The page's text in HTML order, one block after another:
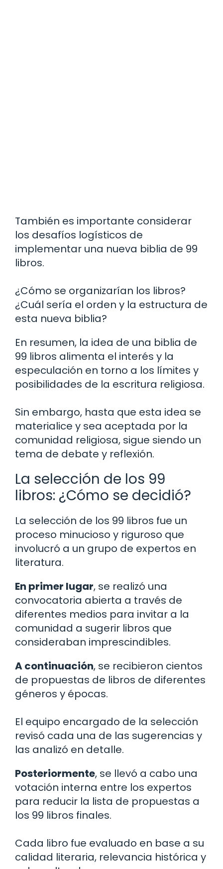
También es importante considerar
los desafíos logísticos de
implementar una nueva biblia de 99
libros.
¿Cómo se organizarían los libros?
¿Cuál sería el orden y la estructura de
esta nueva biblia?
En resumen, la idea de una biblia de
99 libros alimenta el interés y la
especulación en torno a los límites y
posibilidades de la escritura religiosa.
Sin embargo, hasta que esta idea se
materialice y sea aceptada por la
comunidad religiosa, sigue siendo un
tema de debate y reflexión.
La selección de los 99
libros: ¿Cómo se decidió?
La selección de los 99 libros fue un
proceso minucioso y riguroso que
involucró a un grupo de expertos en
literatura.
En primer lugar, se realizó una
convocatoria abierta a través de
diferentes medios para invitar a la
comunidad a sugerir libros que
consideraban imprescindibles.
A continuación, se recibieron cientos
de propuestas de libros de diferentes
géneros y épocas.
El equipo encargado de la selección
revisó cada una de las sugerencias y
las analizó en detalle.
Posteriormente, se llevó a cabo una
votación interna entre los expertos
para reducir la lista de propuestas a
los 99 libros finales.
Cada libro fue evaluado en base a su
calidad literaria, relevancia histórica y